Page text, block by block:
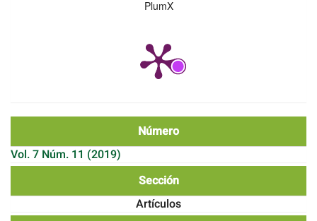
PlumX
Número
Vol. 7 Núm. 11 (2019)
Sección
Artículos